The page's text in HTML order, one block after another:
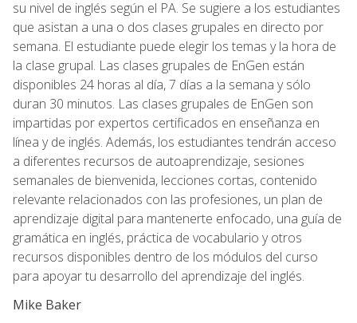
su nivel de inglés según el PA. Se sugiere a los estudiantes
que asistan a una o dos clases grupales en directo por
semana. El estudiante puede elegir los temas y la hora de
la clase grupal. Las clases grupales de EnGen están
disponibles 24 horas al día, 7 días a la semana y sólo
duran 30 minutos. Las clases grupales de EnGen son
impartidas por expertos certificados en enseñanza en
línea y de inglés. Además, los estudiantes tendrán acceso
a diferentes recursos de autoaprendizaje, sesiones
semanales de bienvenida, lecciones cortas, contenido
relevante relacionados con las profesiones, un plan de
aprendizaje digital para mantenerte enfocado, una guía de
gramática en inglés, práctica de vocabulario y otros
recursos disponibles dentro de los módulos del curso
para apoyar tu desarrollo del aprendizaje del inglés.
Mike Baker